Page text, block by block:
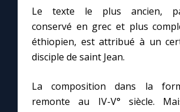
À la une
Chapelet pour le monde
Le texte le plus ancien,
conservé en grec et plus
éthiopien, est attribué à un
disciple de saint Jean.
La composition dans la
remonte au IV-V° siècle.